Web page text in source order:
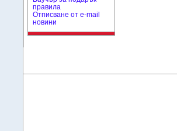
правила
Отписване от e-mail
новини